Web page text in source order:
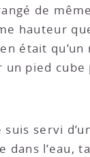
de
hauteur
était qu’un
pied cube
servi
l’eau,